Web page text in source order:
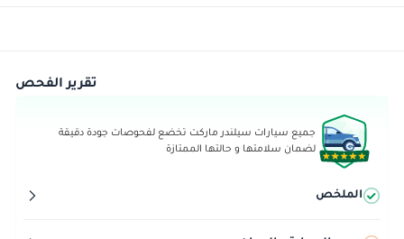
تقرير الفحص
جميع سيارات سيلندر ماركت تخضع لفحوصات جودة دقيقة
لضمان سلامتها و حالتها الممتازة
الملخص